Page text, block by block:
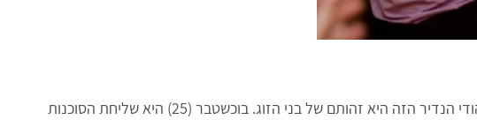
הסיבה לשילוב הכוחות היהודי הנדיר הזה היא זהותם של בני הזוג. בוכשטבר (25) היא שליחת הסוכנות